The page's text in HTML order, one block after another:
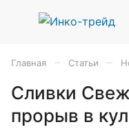
Главная Статьи
Сливки
прорыв в